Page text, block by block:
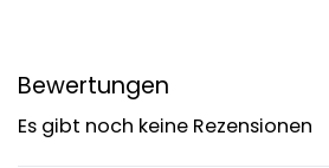
Bewertungen
Es gibt noch keine Rezensionen